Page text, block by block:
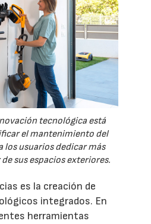
tecnológica está
el mantenimiento del
los usuarios dedicar más
sus espacios exteriores.
es la creación de
integrados. En
herramientas